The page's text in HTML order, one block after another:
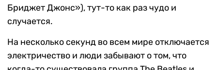
Бриджет Джонс»), тут-то как раз чудо и
случается.
На несколько секунд во всем мире отключается
электричество и люди забывают о том, что